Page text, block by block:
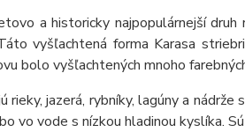
a historicky najpopulárnejší
vyšľachtená forma Karasa
bolo vyšľachtených mnoho
rieky, jazerá, rybníky, lagúny a
vo vode s nízkou hladinou kyslíka.